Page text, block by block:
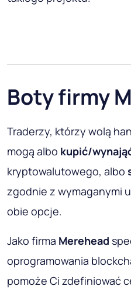
Boty firmy
Traderzy, którzy wolą
mogą albo kupić/
kryptowalutowego, albo
zgodnie z wymaganymi
obie opcje.
Jako firma Merehead
oprogramowania
pomoże Ci zdefiniować